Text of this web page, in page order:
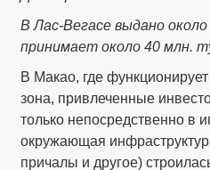
В Лас-Вегасе выдано
принимает около 40 млн.
В Макао, где
зона, привлеченные
только непосредственно в
окружающая
причалы и другое)